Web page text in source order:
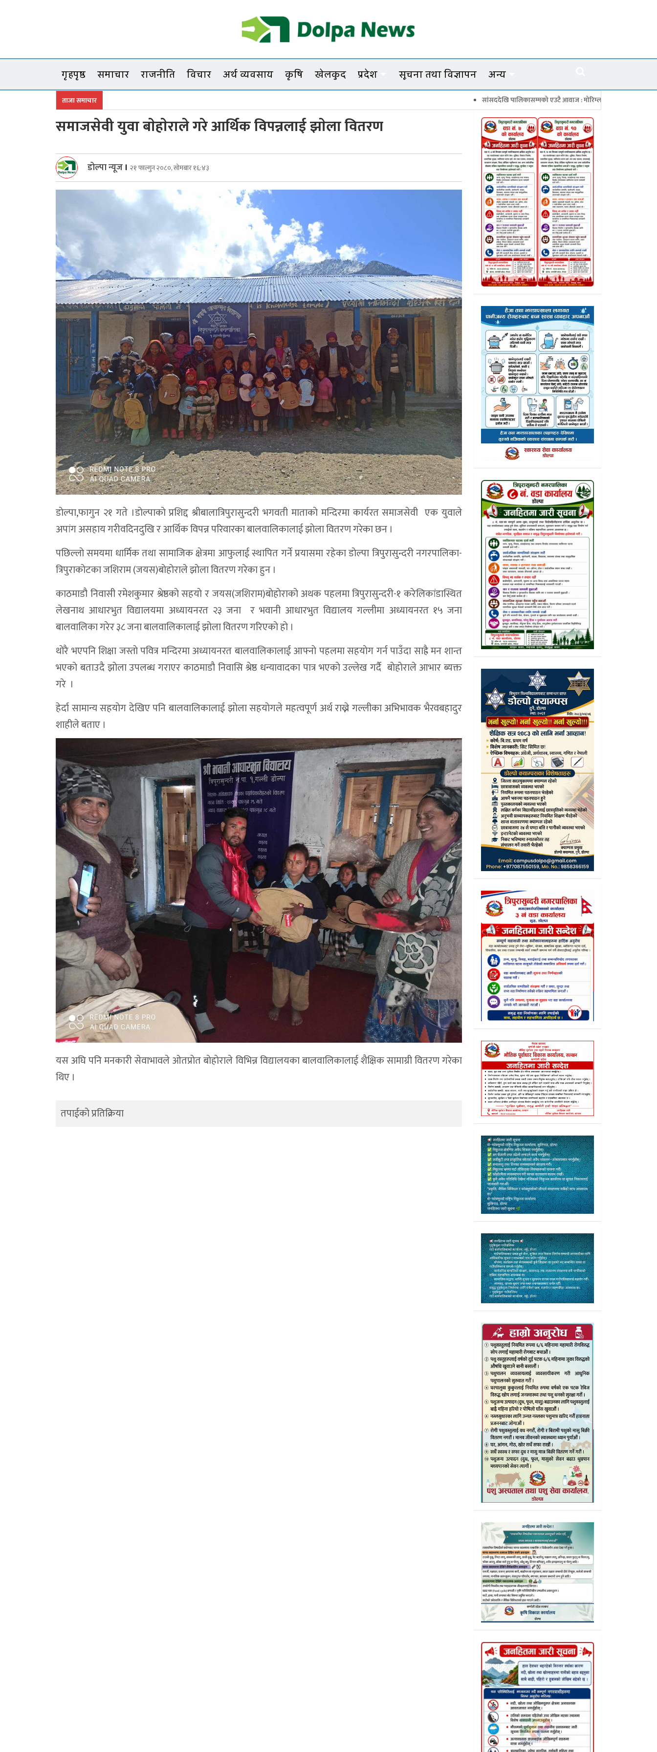
Dolpanews
गृहपृष्ठ समाचार राजनीति विचार अर्थ व्यवसाय कृषि खेलकुद प्रदेश सूचना तथा विज्ञापन अन्य
ताजा समाचार सांसददेखि पालिकासम्मको एउटै आवाज : मोरिम्ला–क्याटो नाका तत्काल खोल
समाजसेवी युवा बाेहाेराले गरे आर्थिक विपन्नलाई झाेला वितरण
डोल्पा न्यूज । २१ फाल्गुन २०८०, सोमबार १६:४३
डाेल्पा,फागुन २१ गते ।डाेल्पाकाे प्रशिद्द श्रीबालात्रिपुरासुन्दरी भगवती माताकाे मन्दिरमा कार्यरत समाजसेवी एक युवाले
अपांग असहाय गरीवदिनदुखि र आर्थिक विपन्न परिवारका बालवालिकालाई झाेला वितरण गरेका छन ।
पछिल्लाे समयमा धार्मिक तथा सामाजिक क्षेत्रमा आफुलाई स्थापित गर्ने प्रयासमा रहेका डाेल्पा त्रिपुरासुन्दरी नगरपालिका-
त्रिपुराकाेटका जशिराम (जयस)बाेहाेराले झाेला वितरण गरेका हुन ।
काठमाडौ निवासी रमेशकुमार श्रेष्ठकाे सहयाे र जयस(जशिराम)बाेहाेराकाे अथक पहलमा त्रिपुरासुन्दरी-१ करेलिकांडास्थित
लेखनाथ आधारभुत विद्यालयमा अध्यायनरत २३ जना र भवानी आधारभुत विद्यालय गल्लीमा अध्यायनरत १५ जना
बालवालिका गरेर ३८ जना बालवालिकालाई झाेला वितरण गरिएकाे हाे ।
थाेरै भएपनि शिक्षा जस्ताे पवित्र मन्दिरमा अध्यायनरत बालवालिकालाई आफ्नाे पहलमा सहयाेग गर्न पाउँदा साह्रै मन शान्त
भएकाे बताउदै झाेला उपलब्ध गराएर काठमाडौ निवासि श्रेष्ठ धन्यावादका पात्र भएकाे उल्लेख गर्दै बाेहाेराले आभार ब्यक्त
गरे ।
हेर्दा सामान्य सहयाेग देखिए पनि बालवालिकालाई झाेला सहयाेगले महत्वपूर्ण अर्थ राख्ने गल्लीका अभिभावक भैरवबहादुर
शाहीले बताए ।
यस अघि पनि मनकारी सेवाभावले ओतप्राेत बाेहाेराले विभिन्न विद्यालयका बालवालिकालाई शैक्षिक सामाग्री वितरण गरेका
थिए ।
तपाईको प्रतिक्रिया